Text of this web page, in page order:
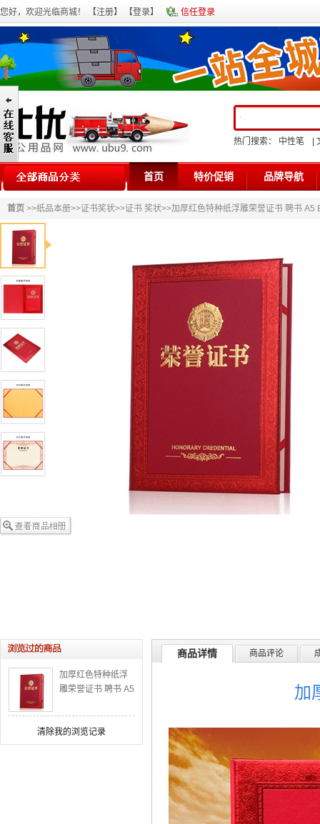
您好，欢迎光临商城！ 【注册】 【登录】 信任登录
热门搜索： 中性笔
首页 特价促销 品牌导航
首页 >>纸品本册>>证书奖状>>证书 奖状>>加厚红色特种纸浮雕荣誉证书 聘书 A5
加厚红色特种纸浮
雕荣誉证书 聘书 A5
清除我的浏览记录
商品详情 商品评论
加